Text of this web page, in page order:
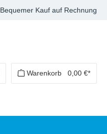
Bequemer Kauf auf Rechnung
Warenkorb 0,00 €*